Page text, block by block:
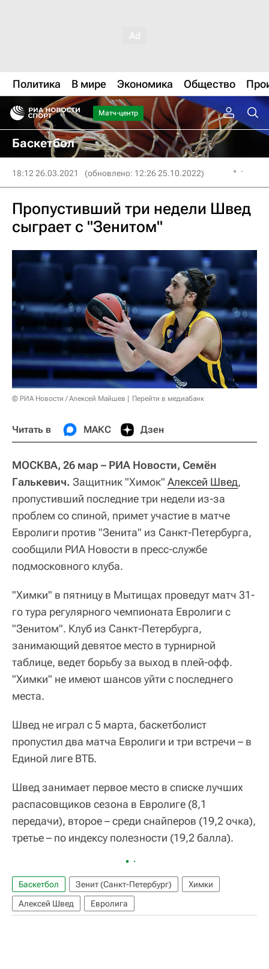
Политика В мире Экономика Общество
Матч-центр
Баскетбол
18:12 26.03.2021 (обновлено: 12:26 25.10.2022)
Пропустивший три недели Швед
сыграет с "Зенитом"
© РИА Новости / Алексей Майшев Перейти в медиабанк
Читать в МАКС Дзен
МОСКВА, 26 мар – РИА Новости, Семён
Галькевич. Защитник "Химок" Алексей Швед,
пропустивший последние три недели из-за
проблем со спиной, примет участие в матче
Евролиги против "Зенита" из Санкт-Петербурга,
сообщили РИА Новости в пресс-службе
подмосковного клуба.
"Химки" в пятницу в Мытищах проведут матч 31-
го тура регулярного чемпионата Евролиги с
"Зенитом". Клуб из Санкт-Петербурга,
занимающий девятое место в турнирной
таблице, ведет борьбу за выход в плей-офф.
"Химки" не имеют шансов уйти с последнего
места.
Швед не играл с 5 марта, баскетболист
пропустил два матча Евролиги и три встречи – в
Единой лиге ВТБ.
Швед занимает первое место в списке лучших
распасовщиков сезона в Евролиге (8,1
передачи), второе – среди снайперов (19,2 очка),
третье – по индексу полезности (19,2 балла).
Баскетбол Зенит (Санкт-Петербург)
Химки
Алексей Швед
Евролига